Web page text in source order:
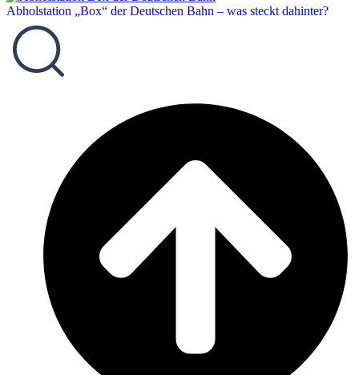
Abholstation „Box“ der Deutschen Bahn – was steckt dahinter?